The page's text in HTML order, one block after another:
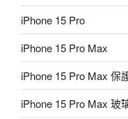
iPhone 15 Pro
iPhone 15 Pro Max
iPhone 15 Pro Max 保
iPhone 15 Pro Max 玻